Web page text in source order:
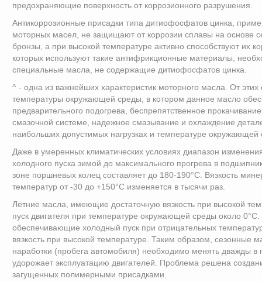
предохраняющие поверхность от коррозионного разрушения.
Антикоррозионные присадки типа дитиофосфатов цинка,
моторных масел, не защищают от коррозии сплавы на основе
бронзы, а при высокой температуре активно способствуют их
которых используют такие антифрикционные материалы,
специальные масла, не содержащие дитиофосфатов цинка.
^ - одна из важнейших характеристик моторного масла. От этих
температуры окружающей среды, в котором данное масло
предварительного подогрева, беспрепятственное
смазочной системе, надежное смазывание и охлаждение
наибольших допустимых нагрузках и температуре окружающей
Даже в умеренных климатических условиях диапазон
холодного пуска зимой до максимального прогрева в
зоне поршневых колец составляет до 180-190°С. Вязкость
температур от -30 до +150°С изменяется в тысячи раз.
Летние масла, имеющие достаточную вязкость при высокой
пуск двигателя при температуре окружающей среды около
обеспечивающие холодный пуск при отрицательных
вязкость при высокой температуре. Таким образом, сезонные
наработки (пробега автомобиля) необходимо менять дважды в
удорожает эксплуатацию двигателей. Проблема решена
загущенных полимерными присадками.